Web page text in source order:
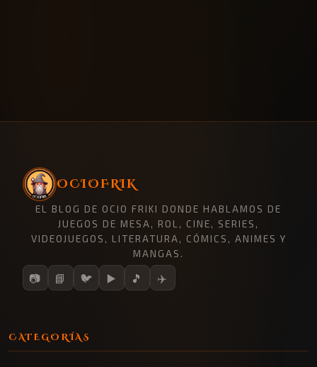
OCIOFRIK
EL BLOG DE OCIO FRIKI DONDE HABLAMOS DE
JUEGOS DE MESA, ROL, CINE, SERIES,
VIDEOJUEGOS, LITERATURA, CÓMICS, ANIMES Y
MANGAS.
📷 📘 🐦 ▶️ 🎵 ✈️
CATEGORÍAS